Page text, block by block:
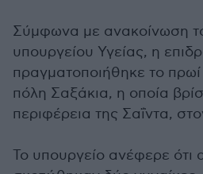
Σύμφωνα με ανακοίνωση
υπουργείου Υγείας, η
πραγματοποιήθηκε το
πόλη Σαξάκια, η οποία
περιφέρεια της Σαΐντα,
Το υπουργείο ανέφερε ότι